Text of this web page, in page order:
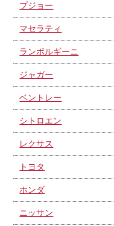
プジョー
マセラティ
ランボルギーニ
ジャガー
ベントレー
シトロエン
レクサス
トヨタ
ホンダ
ニッサン